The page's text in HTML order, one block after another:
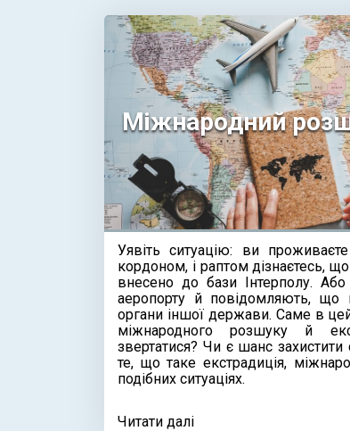
Міжнародний
Уявіть ситуацію: ви
кордоном, і раптом дізнаєтесь,
внесено до бази Інтерполу.
аеропорту й повідомляють, що
органи іншої держави. Саме в
міжнародного розшуку й
звертатися? Чи є шанс захистити
те, що таке екстрадиція,
подібних ситуаціях.
Читати далі